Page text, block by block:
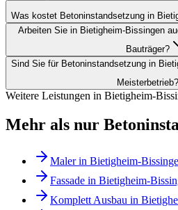
Was kostet Betoninstandsetzung in
Arbeiten Sie in Bietigheim-Bissingen
Bauträger?
Sind Sie für Betoninstandsetzung in
Meisterbetrieb?
Weitere Leistungen in Bietigheim-
Mehr als nur
Malerin Bietigheim-
Fassade in Bietigheim-
Komplett Ausbau in